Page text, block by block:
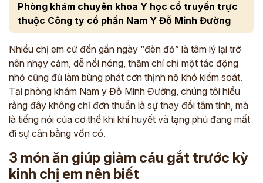
Phòng khám chuyên khoa Y học cổ truyền trực
thuộc Công ty cổ phần Nam Y Đỗ Minh Đường
Nhiều chị em cứ đến gần ngày “đèn đỏ” là tâm lý lại trở
nên nhạy cảm, dễ nổi nóng, thậm chí chỉ một tác động
nhỏ cũng đủ làm bùng phát cơn thịnh nộ khó kiểm soát.
Tại phòng khám Nam y Đỗ Minh Đường, chúng tôi hiểu
rằng đây không chỉ đơn thuần là sự thay đổi tâm tính, mà
là tiếng nói của cơ thể khi khí huyết và tạng phủ đang mất
đi sự cân bằng vốn có.
3 món ăn giúp giảm cáu gắt trước kỳ
kinh chị em nên biết